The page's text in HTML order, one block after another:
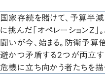
国家存続を賭けて、予算半減
に挑んだ「オペレーションZ」
闘いが今、始まる。防衛予
避かつ矛盾する2つが両立
危機に立ち向かう者たちを描